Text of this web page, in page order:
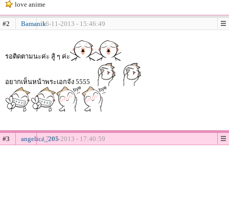
love anime
#2 Bamanik16-11-2013 - 15:46:49
รอติดตามนะค่ะ สู้ ๆ ค่ะ
อยากเห็นหน้าพระเอกจัง 5555
#3 angelica_20517-11-2013 - 17:40:59